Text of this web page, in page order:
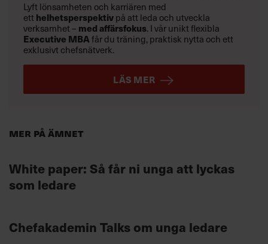
Mer på ämnet
White paper: Så får ni unga att lyckas
som ledare
Chefakademin Talks om unga ledare
Lyft lönsamheten och karriären med
ett helhetsperspektiv på att leda och utveckla
verksamhet – med affärsfokus. I vår unikt flexibla
Executive MBAfår du träning, praktisk nytta och ett
exklusivt chefsnätverk.
LÄS MER